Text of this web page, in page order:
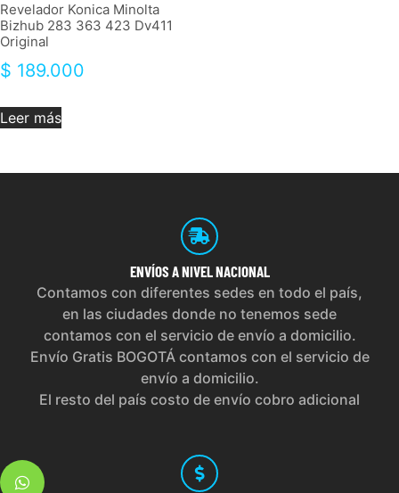
Revelador Konica Minolta
Bizhub 283 363 423 Dv411
Original
$ 189.000
Leer más
ENVÍOS A NIVEL NACIONAL
Contamos con diferentes sedes en todo el país,
en las ciudades donde no tenemos sede
contamos con el servicio de envío a domicilio.
Envío Gratis BOGOTÁ contamos con el servicio de
envío a domicilio.
El resto del país costo de envío cobro adicional